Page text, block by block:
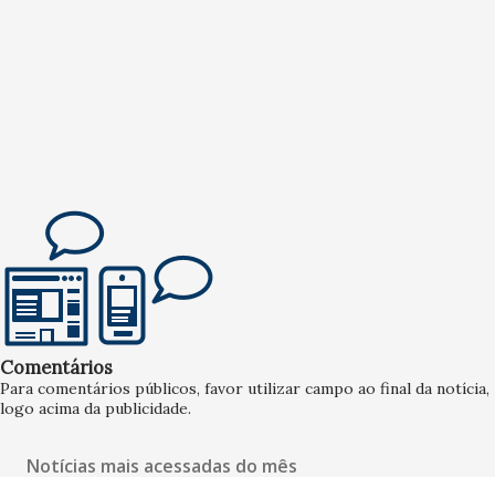
Comentários
Para comentários públicos, favor utilizar campo ao final da notícia,
logo acima da publicidade.
Notícias mais acessadas do mês